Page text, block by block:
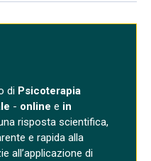
di Psicoterapia
- online e in
risposta scientifica,
e rapida alla
all’applicazione di